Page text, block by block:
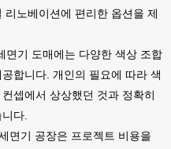
노베이션에 편리한 옵션을 제
면기 도매에는 다양한 색상 조합
합니다. 개인의 필요에 따라 색
셉에서 상상했던 것과 정확히
다.
면기 공장은 프로젝트 비용을